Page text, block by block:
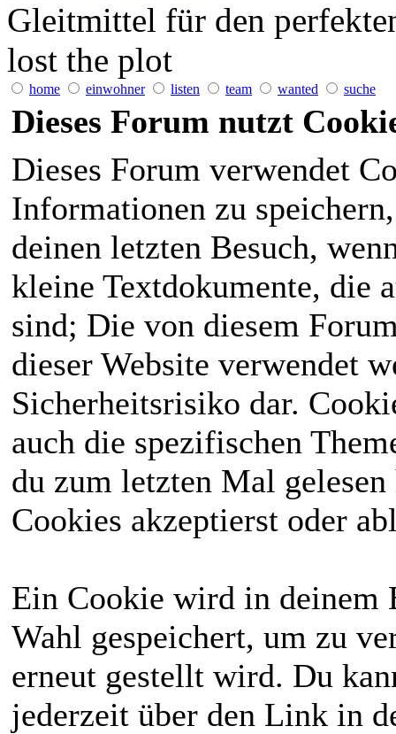
Gleitmittel für den
lost the plot
home einwohner listen team wanted suche
Dieses Forum nutzt
Dieses Forum verwendet
Informationen zu
deinen letzten Besuch,
kleine Textdokumente, die
sind; Die von diesem
dieser Website verwendet
Sicherheitsrisiko dar.
auch die spezifischen
du zum letzten Mal
Cookies akzeptierst oder
Ein Cookie wird in deinem
Wahl gespeichert, um zu
erneut gestellt wird. Du
jederzeit über den Link in